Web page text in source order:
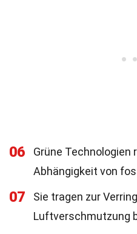
06
Grüne Technologien
Abhängigkeit von
07
Sie tragen zur
Luftverschmutzung